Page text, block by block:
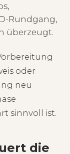
Rundgang,
überzeugt.
oder
neu
sinnvoll ist.
die